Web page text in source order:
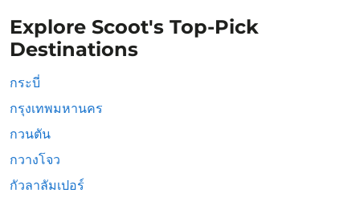
Explore Scoot's Top-Pick
Destinations
กระบี่
กรุงเทพมหานคร
กวนตัน
กวางโจว
กัวลาลัมเปอร์